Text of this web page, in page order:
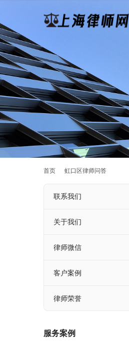
首页 虹口区律师问答
联系我们
关于我们
律师微信
客户案例
律师荣誉
服务案例